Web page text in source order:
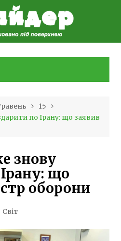
15
по Ірану: що заявив
знову
що
оборони
Світ